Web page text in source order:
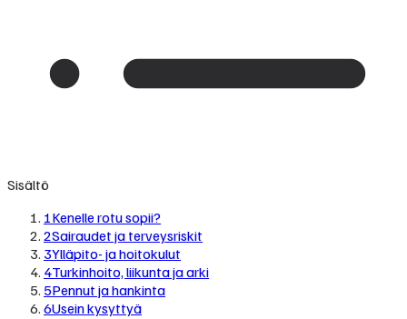
Sisältö
1Kenelle rotu sopii?
2Sairaudet ja terveysriskit
3Ylläpito- ja hoitokulut
4Turkinhoito, liikunta ja arki
5Pennut ja hankinta
6Usein kysyttyä